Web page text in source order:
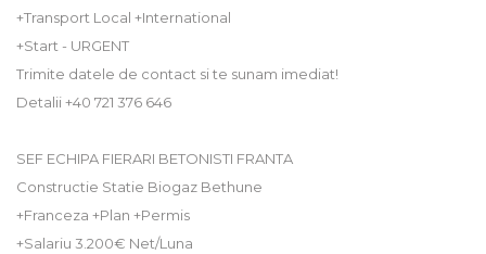
+Transport Local +International
+Start - URGENT
Trimite datele de contact si te sunam imediat!
Detalii +40 721 376 646
SEF ECHIPA FIERARI BETONISTI FRANTA
Constructie Statie Biogaz Bethune
+Franceza +Plan +Permis
+Salariu 3.200€ Net/Luna